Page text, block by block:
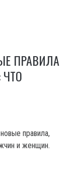
ПРАВИЛА
правила,
и женщин.